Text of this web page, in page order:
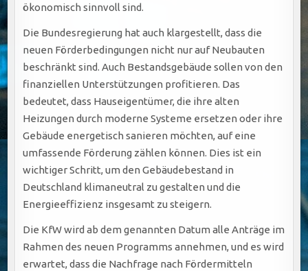
ökonomisch sinnvoll sind.
Die Bundesregierung hat auch klargestellt, dass die
neuen Förderbedingungen nicht nur auf Neubauten
beschränkt sind. Auch Bestandsgebäude sollen von den
finanziellen Unterstützungen profitieren. Das
bedeutet, dass Hauseigentümer, die ihre alten
Heizungen durch moderne Systeme ersetzen oder ihre
Gebäude energetisch sanieren möchten, auf eine
umfassende Förderung zählen können. Dies ist ein
wichtiger Schritt, um den Gebäudebestand in
Deutschland klimaneutral zu gestalten und die
Energieeffizienz insgesamt zu steigern.
Die KfW wird ab dem genannten Datum alle Anträge im
Rahmen des neuen Programms annehmen, und es wird
erwartet, dass die Nachfrage nach Fördermitteln